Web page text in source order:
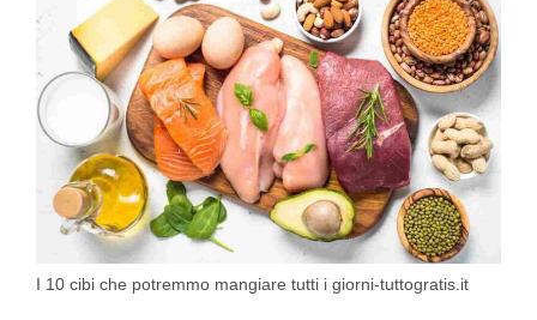
I 10 cibi che potremmo mangiare tutti i giorni-tuttogratis.it